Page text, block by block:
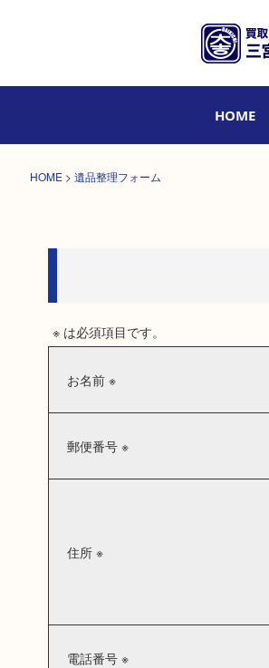
HOME
HOME > 遺品整理フォーム
※ は必須項目です。
お名前 ※
郵便番号 ※
住所 ※
電話番号 ※